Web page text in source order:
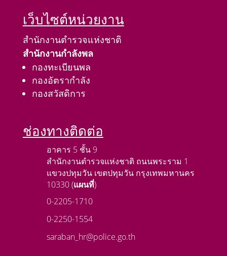
เว็บไซต์หน่วยงาน
สำนักงานตำรวจแห่งชาติ
สำนักงานกำลังพล
กองทะเบียนพล
กองอัตรากำลัง
กองสวัสดิการ
ช่องทางติดต่อ
อาคาร 5 ชั้น 9
สำนักงานตำรวจแห่งชาติ ถนนพระราม 1
แขวงปทุมวัน เขตปทุมวัน กรุงเทพมหานคร
10330 (แผนที่)
0-2205-1710
0-2250-1554
saraban_hr@police.go.th